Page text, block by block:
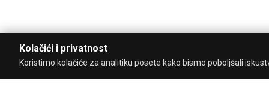
Kolačići i privatnost
Koristimo kolačiće za analitiku posete kako bismo poboljšali